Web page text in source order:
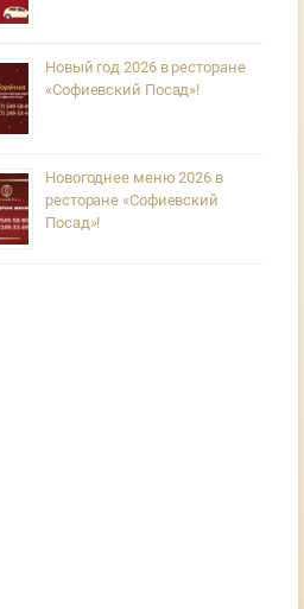
Новый год 2026 в ресторане
«Софиевский Посад»!
Новогоднее меню 2026 в
ресторане «Софиевский
Посад»!